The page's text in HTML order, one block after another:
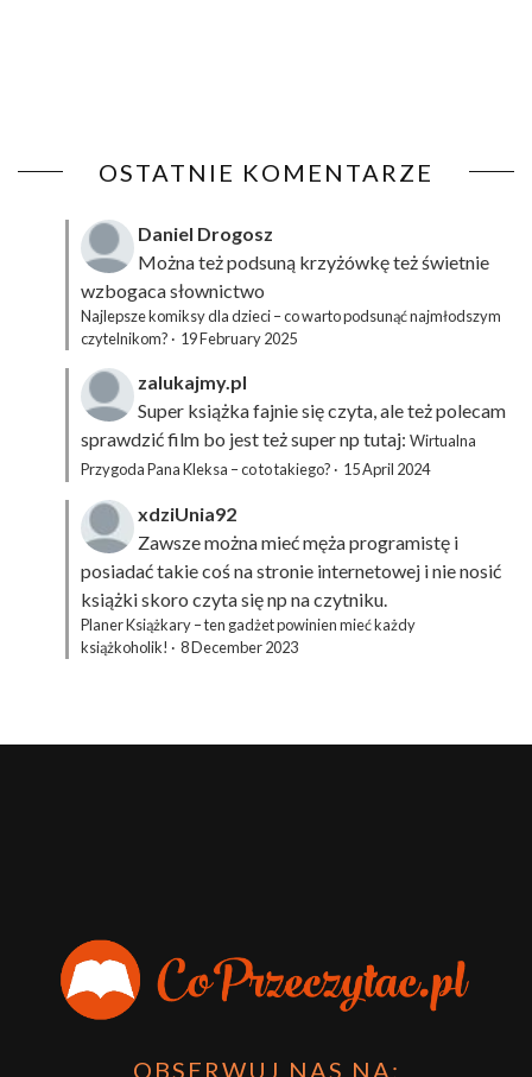
OSTATNIE KOMENTARZE
Daniel Drogosz
Można też podsuną krzyżówkęteż świetnie
wzbogaca słownictwo
Najlepsze komiksy dla dzieci – co warto podsunąć najmłodszym
czytelnikom? · 19 February 2025
zalukajmy.pl
Super książka fajnie się czyta, ale też polecam
sprawdzić film bo jest też super np tutaj: Wirtualna
Przygoda Pana Kleksa – co to takiego? · 15 April 2024
xdziUnia92
Zawsze można mieć męża programistę i
posiadać takie coś na stronie internetowej i nie nosić
książki skoro czyta się np na czytniku.
Planer Książkary – ten gadżet powinien mieć każdy
książkoholik! · 8 December 2023
OBSERWUJ NAS NA: